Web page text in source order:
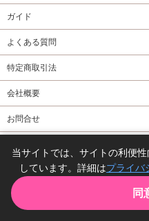
ガイド
よくある質問
特定商取引法
会社概要
お問合せ
当サイトでは、サイトの利便
しています。詳細はプライバ
同